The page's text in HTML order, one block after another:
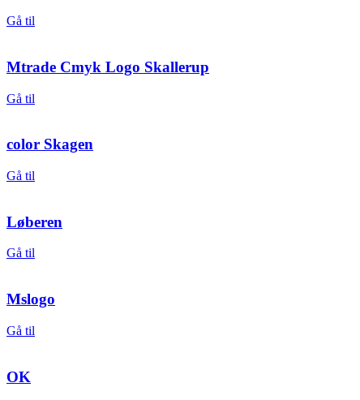
Gå til
Mtrade Cmyk Logo Skallerup
Gå til
color Skagen
Gå til
Løberen
Gå til
Mslogo
Gå til
OK